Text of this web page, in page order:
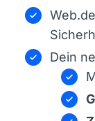
Dein